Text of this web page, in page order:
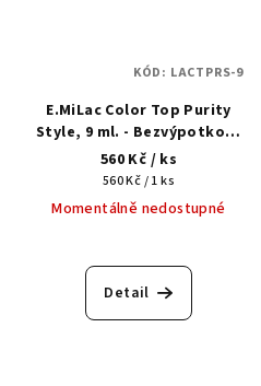
E.MiLac Color Top Purity
Style, 9 ml. - Bezvýpotkový
barevný top
560 Kč / ks
Měrná
cena:
560 Kč / 1 ks
Momentálně nedostupné
Detail
KÓD: LACTPRS-9